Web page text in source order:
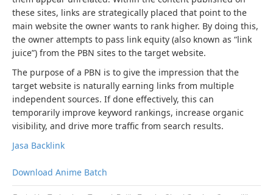
these sites, links are strategically placed that point to the
main website the owner wants to rank higher. By doing this,
the owner attempts to pass link equity (also known as “link
juice”) from the PBN sites to the target website.
The purpose of a PBN is to give the impression that the
target website is naturally earning links from multiple
independent sources. If done effectively, this can
temporarily improve keyword rankings, increase organic
visibility, and drive more traffic from search results.
Jasa Backlink
Download Anime Batch